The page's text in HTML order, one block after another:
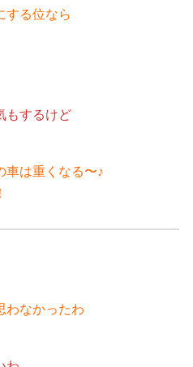
する位なら
もするけど
車は重くなる〜♪
わなかったわ